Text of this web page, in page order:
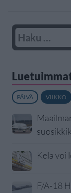
PÄIVÄ VIIKKO
Kela voi
F/A-18